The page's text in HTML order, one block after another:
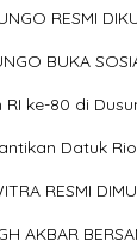
RESMI
BUKA
ke-80 di
Datuk
RESMI
AKBAR